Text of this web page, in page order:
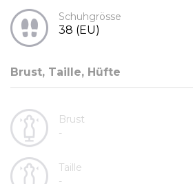
Schuhgrösse
38 (EU)
Brust, Taille, Hüfte
Brust
-
Taille
-